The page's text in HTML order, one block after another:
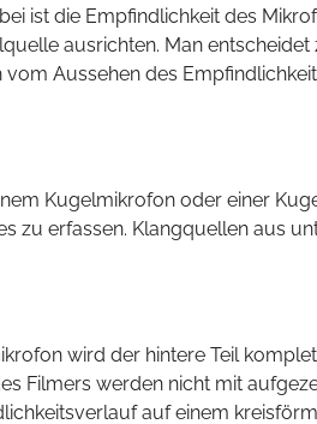
ist die Empfindlichkeit des
ausrichten. Man
Aussehen des
Kugelmikrofon oder einer
zu erfassen. Klangquellen aus
wird der hintere Teil
Filmers werden nicht mit
auf einem